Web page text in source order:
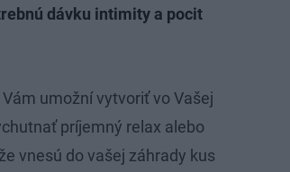
dávku intimity a pocit
umožní vytvoriť vo Vašej
príjemný relax alebo
vnesú do vašej záhrady kus